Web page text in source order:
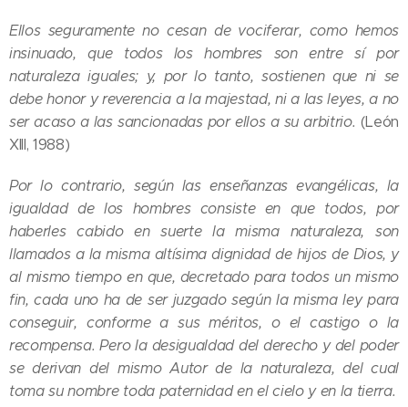
Ellos seguramente no cesan de vociferar, como hemos
insinuado, que todos los hombres son entre sí por
naturaleza iguales; y, por lo tanto, sostienen que ni se
debe honor y reverencia a la majestad, ni a las leyes, a no
ser acaso a las sancionadas por ellos a su arbitrio. (León
XIII, 1988)
Por lo contrario, según las enseñanzas evangélicas, la
igualdad de los hombres consiste en que todos, por
haberles cabido en suerte la misma naturaleza, son
llamados a la misma altísima dignidad de hijos de Dios, y
al mismo tiempo en que, decretado para todos un mismo
fin, cada uno ha de ser juzgado según la misma ley para
conseguir, conforme a sus méritos, o el castigo o la
recompensa. Pero la desigualdad del derecho y del poder
se derivan del mismo Autor de la naturaleza, del cual
toma su nombre toda paternidad en el cielo y en la tierra.